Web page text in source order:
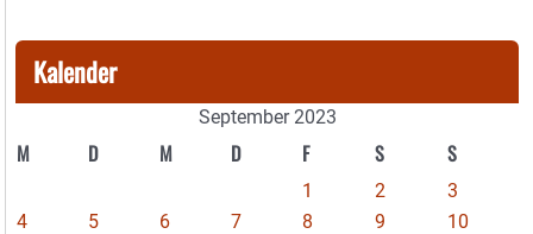
Kalender
September 2023
M D M D F S S
1 2
3
4
5 6 7 8 9
10